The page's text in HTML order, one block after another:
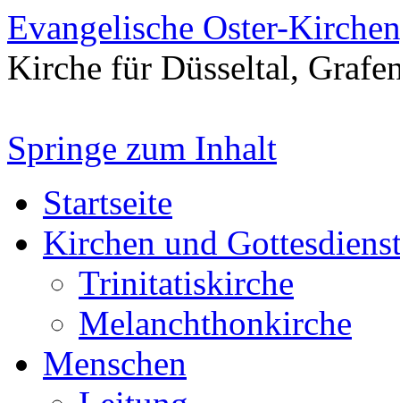
Evangelische Oster-
Kirche für Düsseltal,
Springe zum Inhalt
Startseite
Kirchen und
Trinitatiskirche
Melanchthonkirche
Menschen